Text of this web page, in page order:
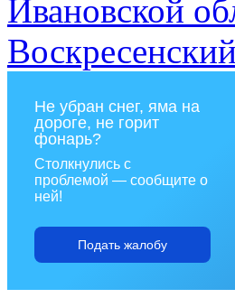
Не убран снег, яма на
дороге, не горит
фонарь?
Столкнулись с
проблемой — сообщите о
ней!
Подать жалобу